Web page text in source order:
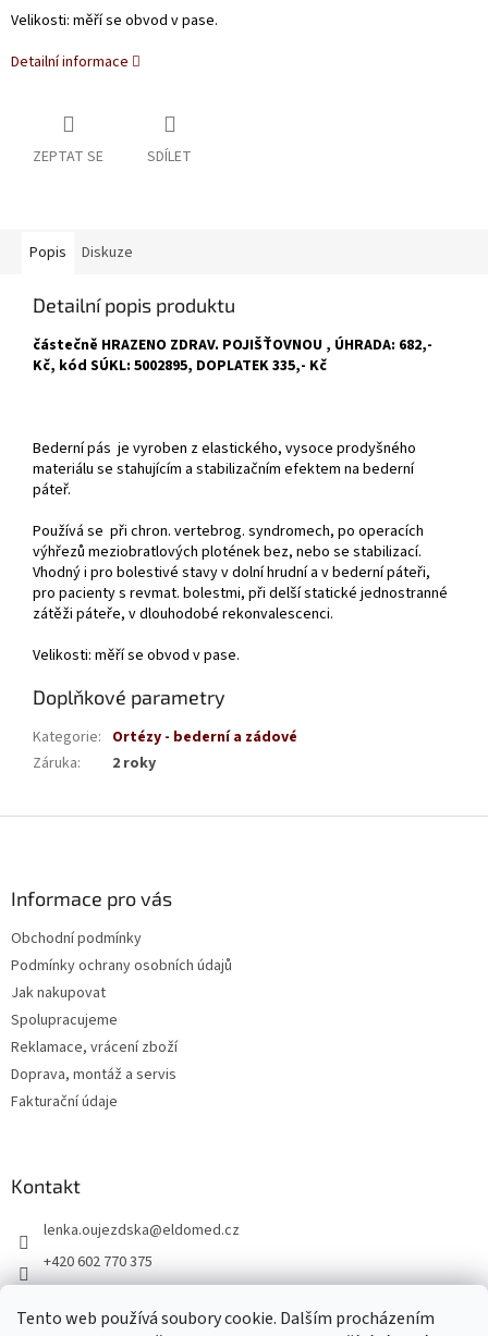
Tento web používá soubory cookie. Dalším procházením
Velikosti: měří se obvod v pase.
Detailní informace
ZEPTAT SE SDÍLET
Popis Diskuze
Detailní popis produktu
částečně HRAZENO ZDRAV. POJIŠŤOVNOU , ÚHRADA: 682,-
Kč, kód SÚKL: 5002895, DOPLATEK 335,- Kč
Bederní pás je vyroben z elastického, vysoce prodyšného
materiálu se stahujícím a stabilizačním efektem na bederní
páteř.
Používá se při chron. vertebrog. syndromech, po operacích
výhřezů mezi­obratlových plotének bez, nebo se stabilizací.
Vhodný i pro bolestivé stavy v dolní hrudní a v bederní páteři,
pro pacienty s revmat. bolestmi, při delší statické jednostranné
zátěži páteře, v dlouhodobé rekonvalescenci.
Velikosti: měří se obvod v pase.
Doplňkové parametry
Kategorie: Ortézy - bederní a zádové
Záruka: 2 roky
Informace pro vás
Obchodní podmínky
Podmínky ochrany osobních údajů
Jak nakupovat
Spolupracujeme
Reklamace, vrácení zboží
Doprava, montáž a servis
Fakturační údaje
Kontakt
lenka.oujezdska@eldomed.cz
+420 602 770 375
eldomed.cz